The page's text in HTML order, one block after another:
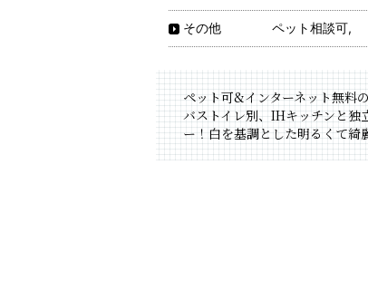
その他 ペット相談可,
ペット可&インターネット無料
バストイレ別、IHキッチンと独
ー！白を基調とした明るくて綺